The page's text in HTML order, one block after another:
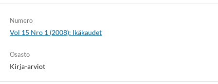
Numero
Vol 15 Nro 1 (2008): Ikäkaudet
Osasto
Kirja-arviot